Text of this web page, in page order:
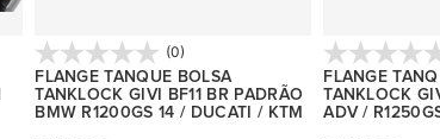
(0)
FLANGE TANQUE BOLSA
TANKLOCK GIVI BF11 BR PADRÃO
BMW R1200GS 14 / DUCATI / KTM
FLANGE
TANKLOCK
ADV /